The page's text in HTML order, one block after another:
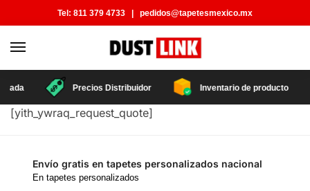
Tel: 811 379 4733 | pedidos@tapetesmexico.mx
Precios Distribuidor Inventario de producto
[yith_ywraq_request_quote]
Envío gratis en tapetes personalizados nacional
En tapetes personalizados